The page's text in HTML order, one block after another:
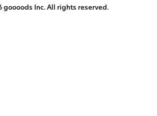
goooods Inc. All rights reserved.